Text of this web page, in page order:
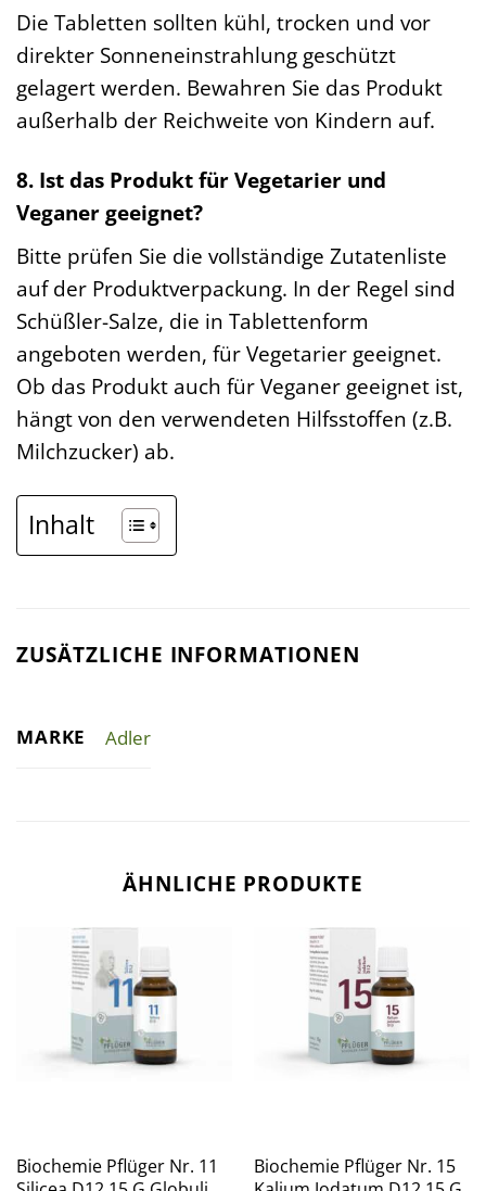
Die Tabletten sollten kühl, trocken und vor
direkter Sonneneinstrahlung geschützt
gelagert werden. Bewahren Sie das Produkt
außerhalb der Reichweite von Kindern auf.
8. Ist das Produkt für Vegetarier und
Veganer geeignet?
Bitte prüfen Sie die vollständige Zutatenliste
auf der Produktverpackung. In der Regel sind
Schüßler-Salze, die in Tablettenform
angeboten werden, für Vegetarier geeignet.
Ob das Produkt auch für Veganer geeignet ist,
hängt von den verwendeten Hilfsstoffen (z.B.
Milchzucker) ab.
Inhalt
ZUSÄTZLICHE INFORMATIONEN
MARKE Adler
ÄHNLICHE PRODUKTE
Biochemie Pflüger Nr. 11
Biochemie Pflüger Nr. 15